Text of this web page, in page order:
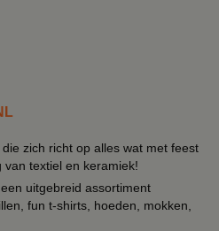
zich richt op alles wat met feest
textiel en keramiek!
uitgebreid assortiment
fun t-shirts, hoeden, mokken,